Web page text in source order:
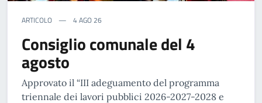
ARTICOLO 4 AGO 26
Consiglio comunale del 4
agosto
Approvato il “III adeguamento del programma
triennale dei lavori pubblici 2026-2027-2028 e